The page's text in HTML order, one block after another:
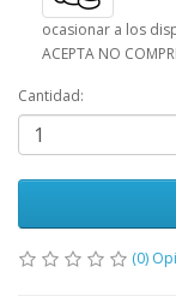
ocasionar a los
ACEPTA NO
Cantidad:
(0)